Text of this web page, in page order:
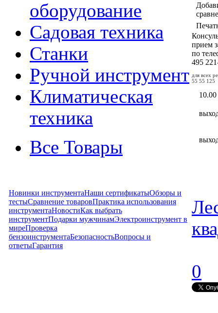
оборудование
Садовая техника
Станки
Ручной инструмент
Климатическая
техника
Все Товары
Новинки инструментаНаши сертификатыОбзоры и
тестыСравнение товаровПрактика использования
инструментаНовостиКак выбрать
инструментПодарки мужчинамЭлектроинструмент в
миреПроверка
бензоинструментаБезопасностьВопросы и
ответыГарантия
прием
по
495
для всех
55 55 125
0